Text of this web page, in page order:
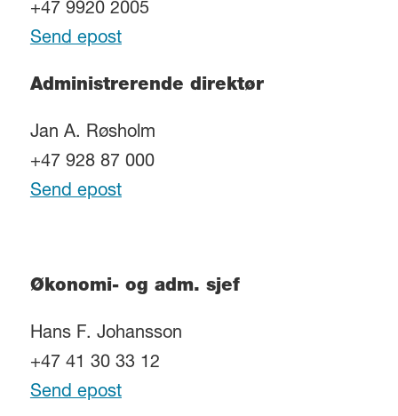
+47 9920 2005
Send epost
Administrerende direktør
Jan A. Røsholm
+47 928 87 000
Send epost
Økonomi- og adm. sjef
Hans F. Johansson
+47 41 30 33 12
Send epost